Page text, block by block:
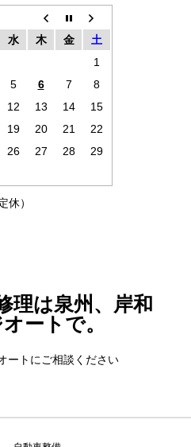
水 木 金
土
1
5 6 7
8
12 13 14
15
19 20 21
22
26 27 28
29
休）
理は泉州、岸和
ートで。
ートにご相談ください